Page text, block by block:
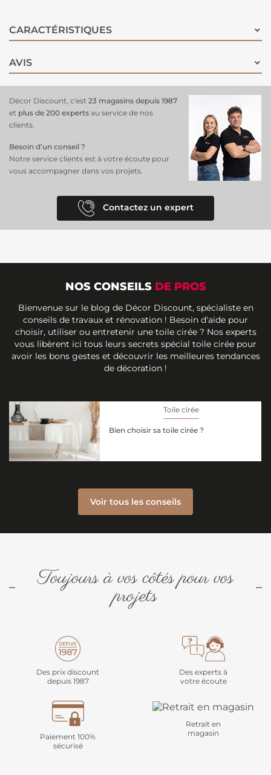
CARACTÉRISTIQUES
AVIS
Décor Discount, c'est 23 magasins depuis 1987
et plus de 200 experts au service de nos
clients.
Besoin d’un conseil ?
Notre service clients est à votre écoute pour
vous accompagner dans vos projets.
Contactez un expert
NOS CONSEILS DE PROS
Bienvenue sur le blog de Décor Discount, spécialiste en
conseils de travaux et rénovation ! Besoin d'aide pour
choisir, utiliser ou entretenir une toile cirée ? Nos experts
vous libèrent ici tous leurs secrets spécial toile cirée pour
avoir les bons gestes et découvrir les meilleures tendances
de décoration !
Toile cirée
Bien choisir sa toile cirée ?
Voir tous les conseils
Toujours à vos côtés pour vos
projets
Des prix discount
depuis 1987
Des experts à
votre écoute
Paiement 100%
sécurisé
Retrait en
magasin